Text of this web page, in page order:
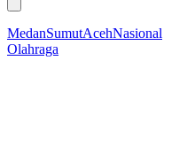
MedanSumutAcehNasional
Olahraga